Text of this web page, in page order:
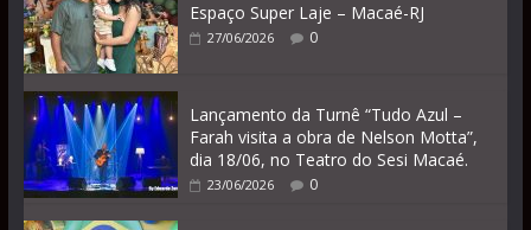
Espaço Super Laje – Macaé-RJ
27/06/2026 0
Lançamento da Turnê “Tudo Azul –
Farah visita a obra de Nelson Motta”,
dia 18/06, no Teatro do Sesi Macaé.
23/06/2026 0